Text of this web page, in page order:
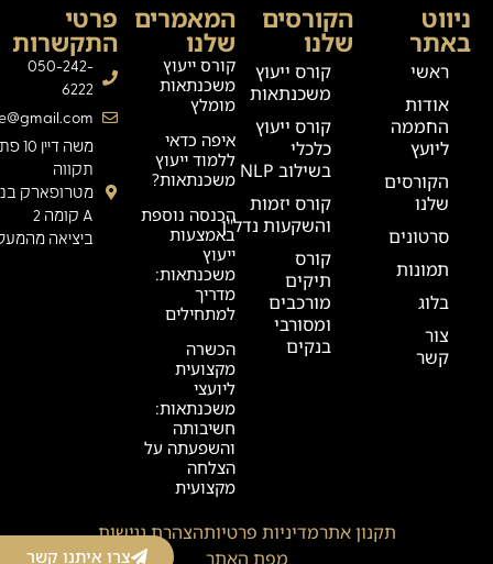
הקורסים
שלנו
קורס ייעוץ
משכנתאות
קורס ייעוץ
כלכלי
בשילוב NLP
קורס יזמות
והשקעות נדל"ן
קורס
תיקים
מורכבים
ומסורבי
בנקים
המאמרים
שלנו
קורס ייעוץ
משכנתאות
מומלץ
איפה כדאי
ללמוד ייעוץ
משכנתאות?
הכנסה נוספת
באמצעות
ייעוץ
משכנתאות:
מדריך
למתחילים
הכשרה
מקצועית
ליועצי
משכנתאות:
חשיבותה
והשפעתה על
הצלחה
מקצועית
ניווט
באתר
ראשי
אודות
החממה
ליועץ
הקורסים
שלנו
סרטונים
תמונות
בלוג
צור
קשר
פרטי
התקשרות
050-242-
6222
משה
תקווה
מטרופארק
A קומה 2
ביציאה
תקנון אתרמדיניות פרטיותהצהרת נגישות
מפת האתר
צרו איתנו קשר